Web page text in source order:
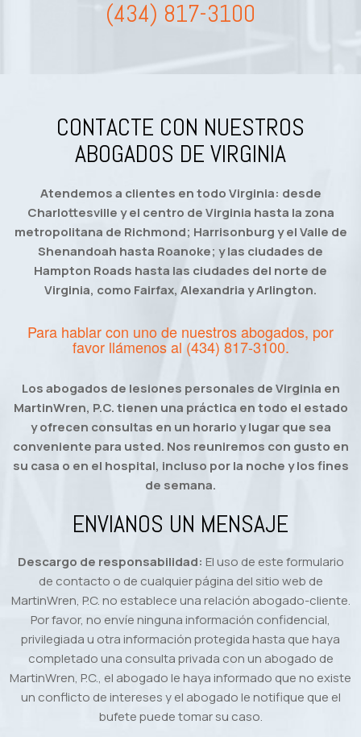
(434) 817-3100
CONTACTE CON NUESTROS
ABOGADOS DE VIRGINIA
Atendemos a clientes en todo Virginia: desde
Charlottesville y el centro de Virginia hasta la zona
metropolitana de Richmond; Harrisonburg y el Valle de
Shenandoah hasta Roanoke; y las ciudades de
Hampton Roads hasta las ciudades del norte de
Virginia, como Fairfax, Alexandria y Arlington.
Para hablar con uno de nuestros abogados, por
favor llámenos al (434) 817-3100.
Los abogados de lesiones personales de Virginia en
MartinWren, P.C. tienen una práctica en todo el estado
y ofrecen consultas en un horario y lugar que sea
conveniente para usted. Nos reuniremos con gusto en
su casa o en el hospital, incluso por la noche y los fines
de semana.
ENVIANOS UN MENSAJE
Descargo de responsabilidad: El uso de este formulario
de contacto o de cualquier página del sitio web de
MartinWren, P.C. no establece una relación abogado-cliente.
Por favor, no envíe ninguna información confidencial,
privilegiada u otra información protegida hasta que haya
completado una consulta privada con un abogado de
MartinWren, P.C., el abogado le haya informado que no existe
un conflicto de intereses y el abogado le notifique que el
bufete puede tomar su caso.